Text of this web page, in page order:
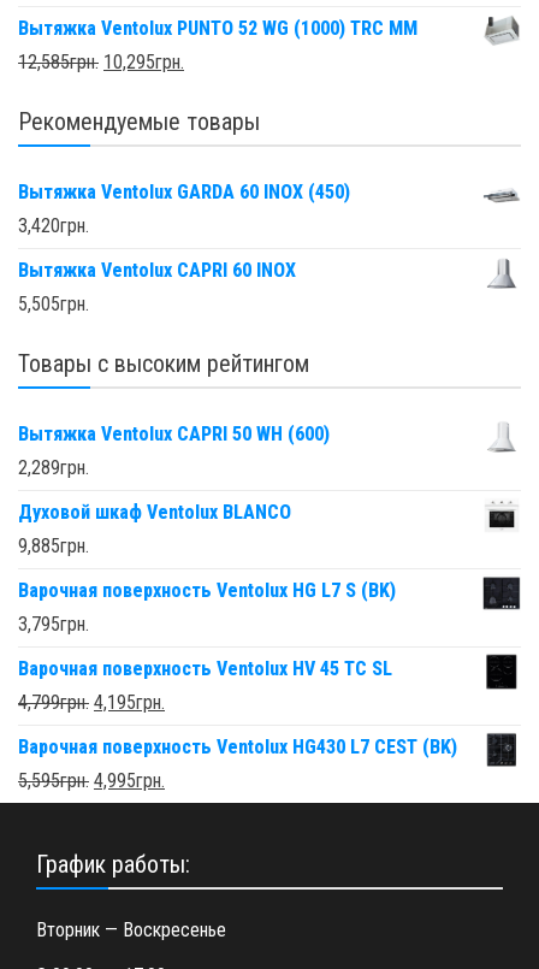
Вытяжка Ventolux PUNTO 52 WG (1000) TRC MM
12,585грн. 10,295грн.
Рекомендуемые товары
Вытяжка Ventolux GARDA 60 INOX (450)
3,420грн.
Вытяжка Ventolux CAPRI 60 INOX
5,505грн.
Товары с высоким рейтингом
Вытяжка Ventolux CAPRI 50 WH (600)
2,289грн.
Духовой шкаф Ventolux BLANCO
9,885грн.
Варочная поверхность Ventolux HG L7 S (BK)
3,795грн.
Варочная поверхность Ventolux HV 45 TC SL
4,799грн. 4,195грн.
Варочная поверхность Ventolux HG430 L7 CEST (BK)
5,595грн. 4,995грн.
График работы:
Вторник — Воскресенье